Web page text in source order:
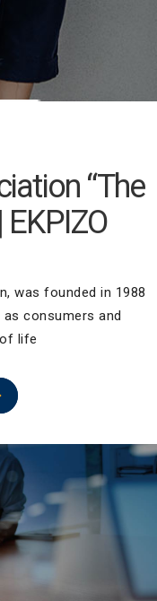
“The
was founded in 1988
consumers and
life